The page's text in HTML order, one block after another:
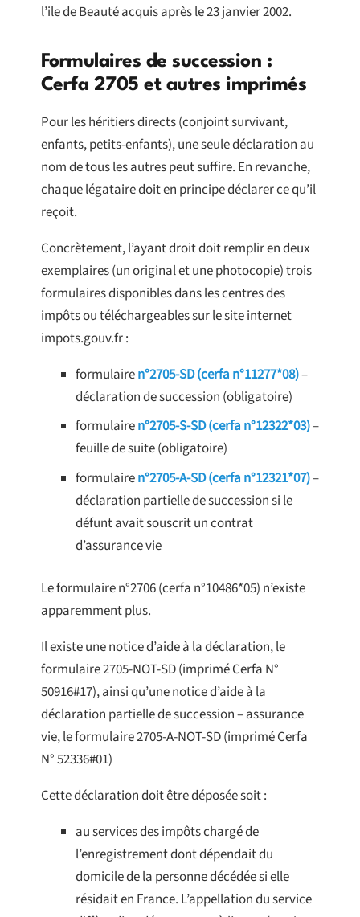
l’ile de Beauté acquis après le 23 janvier 2002.
Formulaires de succession :
Cerfa 2705 et autres imprimés
Pour les héritiers directs (conjoint survivant,
enfants, petits-enfants), une seule déclaration au
nom de tous les autres peut suffire. En revanche,
chaque légataire doit en principe déclarer ce qu’il
reçoit.
Concrètement, l’ayant droit doit remplir en deux
exemplaires (un original et une photocopie) trois
formulaires disponibles dans les centres des
impôts ou téléchargeables sur le site internet
impots.gouv.fr :
formulairen°2705-SD (cerfa n°11277*08)–
déclaration de succession (obligatoire)
formulairen°2705-S-SD (cerfa n°12322*03)–
feuille de suite (obligatoire)
formulairen°2705-A-SD (cerfa n°12321*07)–
déclaration partielle de succession si le
défunt avait souscrit un contrat
d’assurance vie
Le formulaire n°2706 (cerfa n°10486*05) n’existe
apparemment plus.
Il existe une notice d’aide à la déclaration, le
formulaire 2705-NOT-SD (imprimé Cerfa N°
50916#17), ainsi qu’une notice d’aide à la
déclaration partielle de succession – assurance
vie, le formulaire 2705-A-NOT-SD (imprimé Cerfa
N° 52336#01)
Cette déclaration doit être déposée soit :
au services des impôts chargé de
l’enregistrement dont dépendait du
domicile de la personne décédée si elle
résidait en France. L’appellation du service